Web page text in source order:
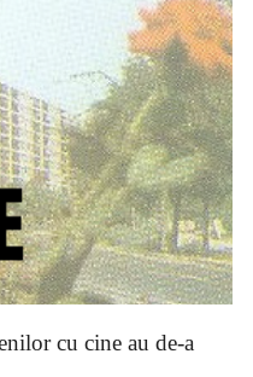
cu cine au de-a